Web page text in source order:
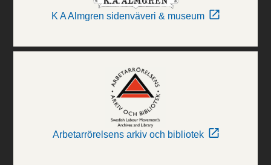
K A Almgren sidenväveri & museum
Arbetarrörelsens arkiv och bibliotek